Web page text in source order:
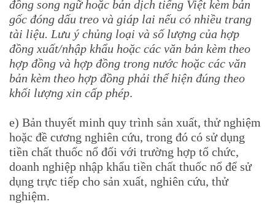
đồng song ngữ hoặc bản dịch tiếng Việt kèm bản
gốc đóng dấu treo và giáp lai nếu có nhiều trang
tài liệu. Lưu ý chủng loại và số lượng của hợp
đồng xuất/nhập khẩu hoặc các văn bản kèm theo
hợp đồng và hợp đồng trong nước hoặc các văn
bản kèm theo hợp đồng phải thể hiện đúng theo
khối lượng xin cấp phép.
e) Bản thuyết minh quy trình sản xuất, thử nghiệm
hoặc đề cương nghiên cứu, trong đó có sử dụng
tiền chất thuốc nổ đối với trường hợp tổ chức,
doanh nghiệp nhập khẩu tiền chất thuốc nổ để sử
dụng trực tiếp cho sản xuất, nghiên cứu, thử
nghiệm.